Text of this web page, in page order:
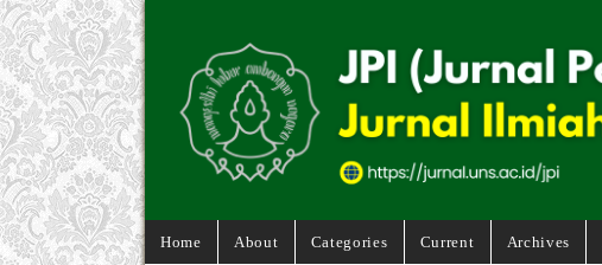
Home About Categories Current Archives